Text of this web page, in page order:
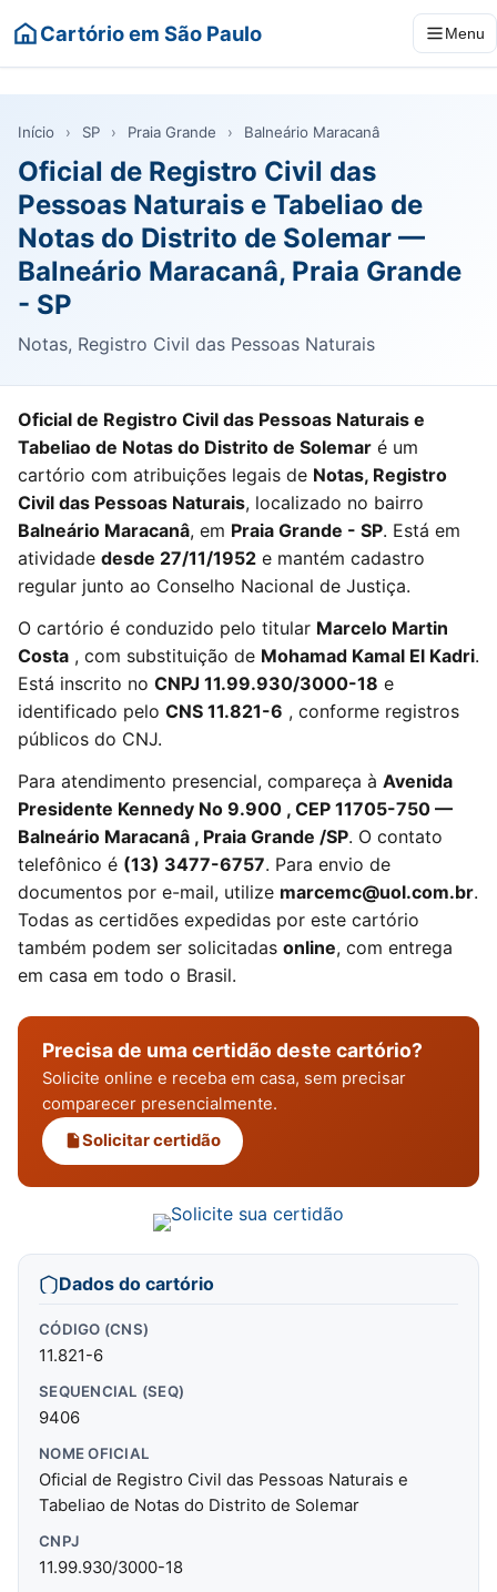
Cartório em São Paulo Menu
Início › SP › Praia Grande › Balneário Maracanâ
Oficial de Registro Civil das
Pessoas Naturais e Tabeliao de
Notas do Distrito de Solemar —
Balneário Maracanâ, Praia Grande
- SP
Notas, Registro Civil das Pessoas Naturais
Oficial de Registro Civil das Pessoas Naturais e
Tabeliao de Notas do Distrito de Solemar é um
cartório com atribuições legais de Notas, Registro
Civil das Pessoas Naturais, localizado no bairro
Balneário Maracanâ, em Praia Grande - SP. Está em
atividade desde 27/11/1952 e mantém cadastro
regular junto ao Conselho Nacional de Justiça.
O cartório é conduzido pelo titular Marcelo Martin
Costa , com substituição de Mohamad Kamal El Kadri.
Está inscrito no CNPJ 11.99.930/3000-18 e
identificado pelo CNS 11.821-6 , conforme registros
públicos do CNJ.
Para atendimento presencial, compareça à Avenida
Presidente Kennedy No 9.900 , CEP 11705-750 —
Balneário Maracanâ , Praia Grande /SP. O contato
telefônico é (13) 3477-6757. Para envio de
documentos por e-mail, utilize marcemc@uol.com.br.
Todas as certidões expedidas por este cartório
também podem ser solicitadas online, com entrega
em casa em todo o Brasil.
Precisa de uma certidão deste cartório?
Solicite online e receba em casa, sem precisar
comparecer presencialmente.
Solicitar certidão
Dados do cartório
CÓDIGO (CNS)
11.821-6
SEQUENCIAL (SEQ)
9406
NOME OFICIAL
Oficial de Registro Civil das Pessoas Naturais e
Tabeliao de Notas do Distrito de Solemar
CNPJ
11.99.930/3000-18